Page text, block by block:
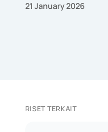
21 January 2026
RISET TERKAIT